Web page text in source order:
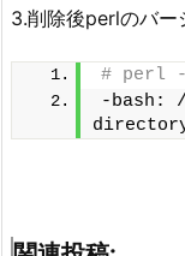
3.削除後perlのバー
# perl -
-bash: